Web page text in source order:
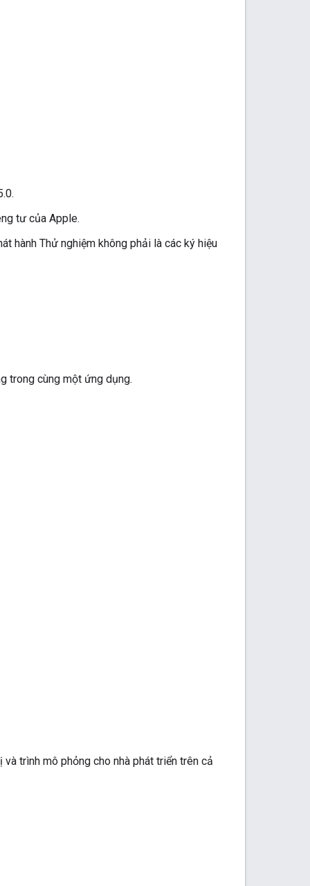
tư của Apple.
hành Thử nghiệm không phải là các ký hiệu
trong cùng một ứng dụng.
trình mô phỏng cho nhà phát triển trên cả